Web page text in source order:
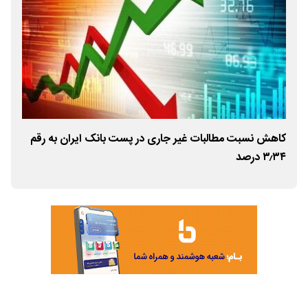
کاهش نسبت مطالبات غیر جاری در پست بانک ایران به رقم
۳٫۳۴ درصد